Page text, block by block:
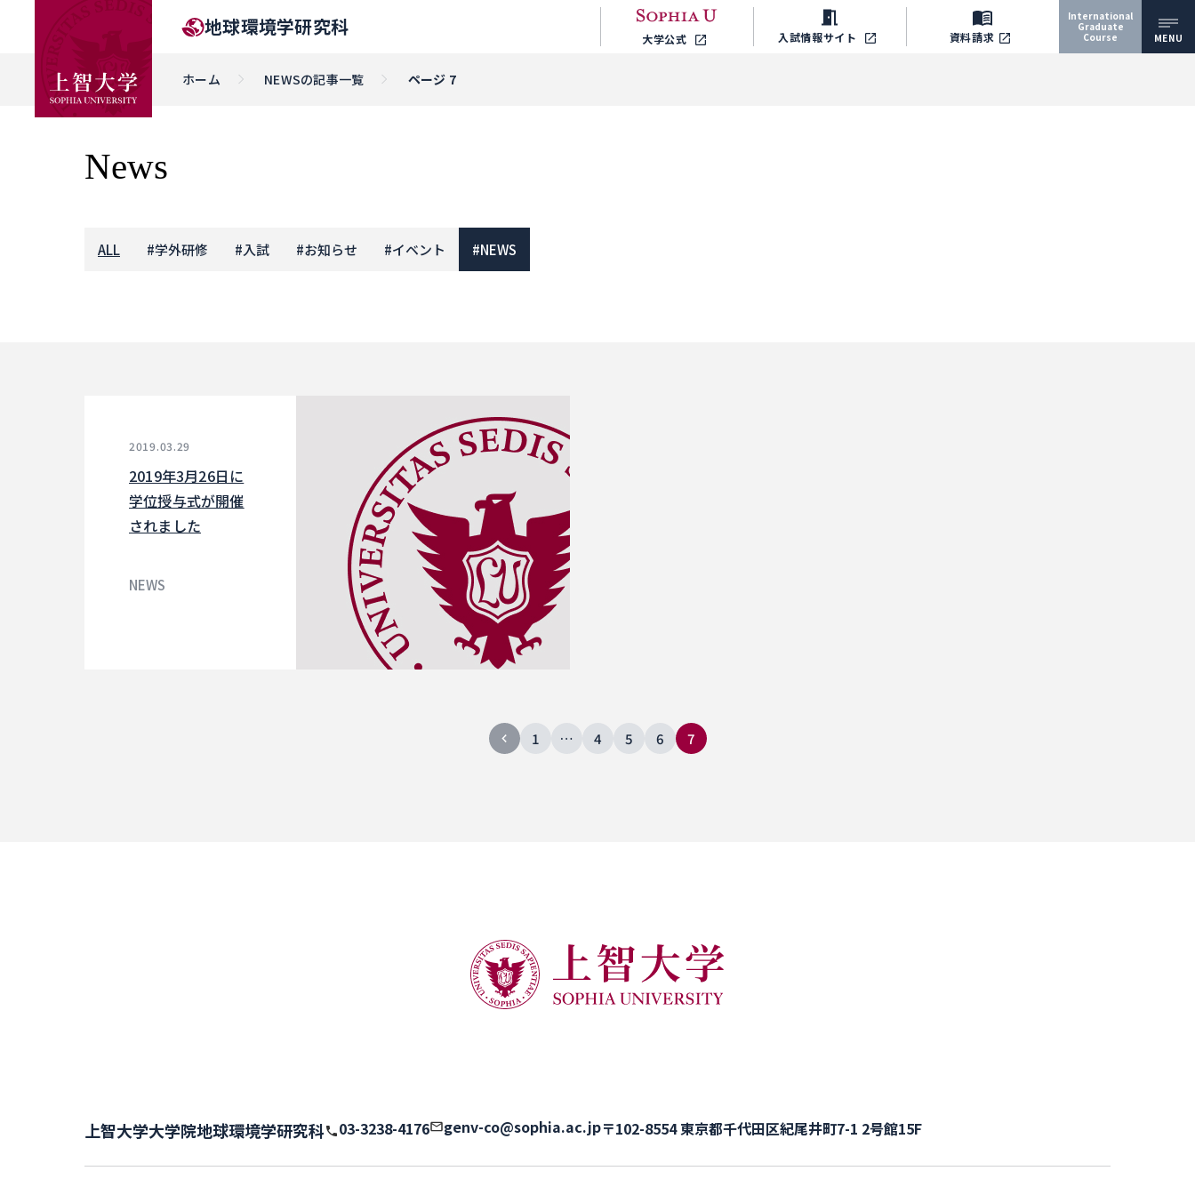
地球環境学研究科 大学公式 入試情報サイト 資料請求
International
Graduate
Course
MENU
ホーム NEWSの記事一覧 ページ 7
News
ALL #学外研修 #入試 #お知らせ #イベント #NEWS
2019.03.29
2019年3月26日に
学位授与式が開催
されました
NEWS
1 … 4 5 6 7
上智大学大学院地球環境学研究科 03-3238-4176 genv-co@sophia.ac.jp〒102-8554 東京都千代田区紀尾井町7-1 2号館15F